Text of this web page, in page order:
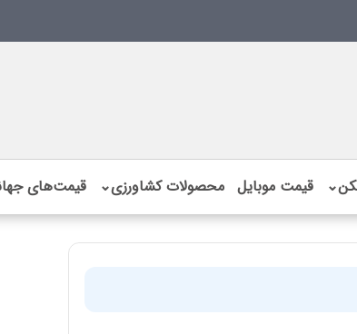
⌄ قیمت موبایل محصولات کشاورزی⌄ قیمت‌های